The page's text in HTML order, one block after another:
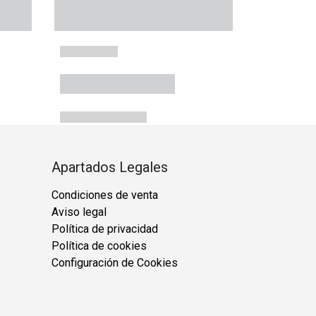
Apartados Legales
Condiciones de venta
Aviso legal
Política de privacidad
Política de cookies
Configuración de Cookies